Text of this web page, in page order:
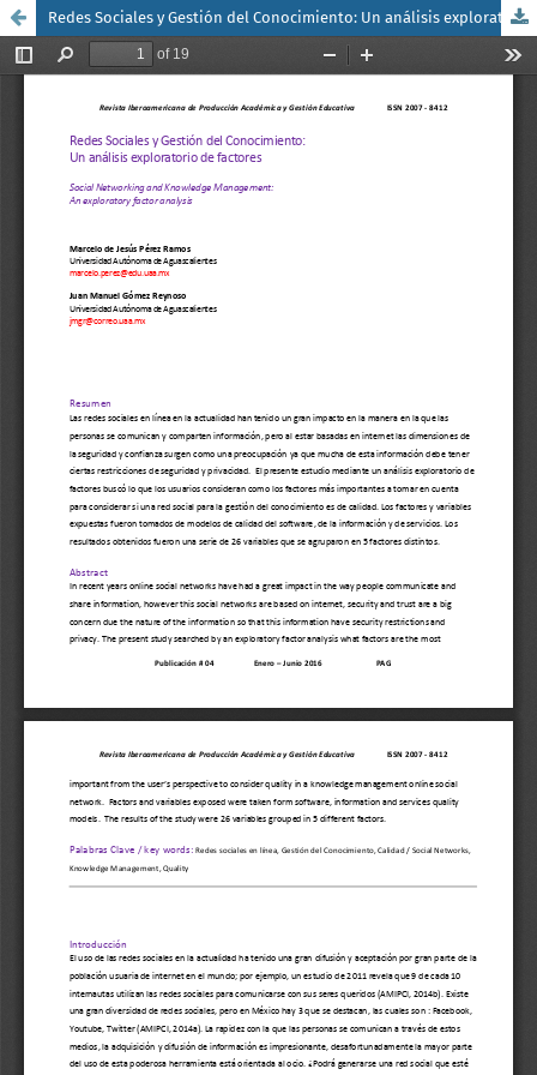
Redes Sociales y Gestión del Conocimiento: Un análisis exploratorio de factores